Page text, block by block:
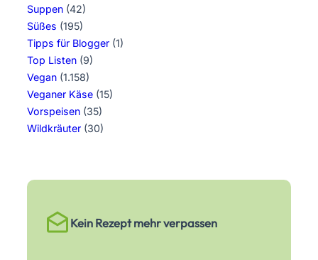
Suppen (42)
Süßes (195)
Tipps für Blogger (1)
Top Listen (9)
Vegan (1.158)
Veganer Käse (15)
Vorspeisen (35)
Wildkräuter (30)
Kein Rezept mehr verpassen